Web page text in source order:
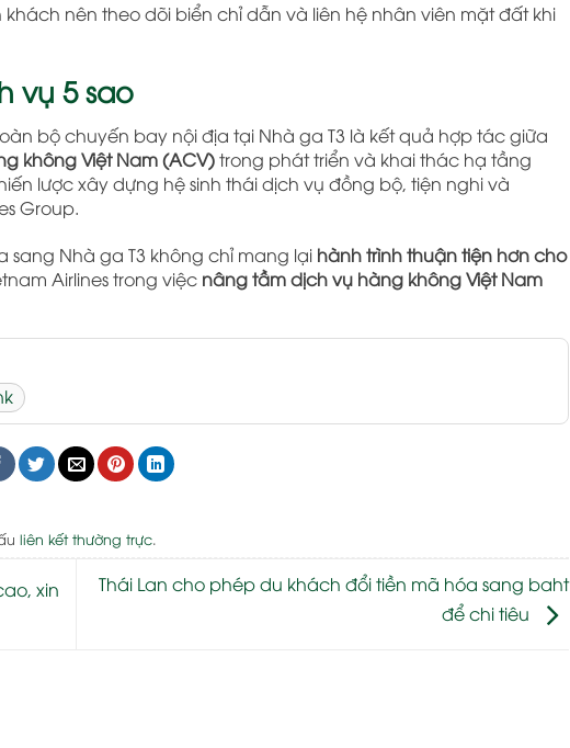
nên theo dõi biển chỉ dẫn và liên hệ nhân viên mặt đất khi
vụ 5 sao
bộ chuyến bay nội địa tại Nhà ga T3 là kết quả hợp tác giữa
không Việt Nam (ACV)trong phát triển và khai thác hạ tầng
lược xây dựng hệ sinh thái dịch vụ đồng bộ, tiện nghi và
Group.
Nhà ga T3 không chỉ mang lại hành trình thuận tiện hơn cho
Airlines trong việc nâng tầm dịch vụ hàng không Việt Nam
liên kết thường trực.
xin
Thái Lan cho phép du khách đổi tiền mã hóa sang baht
để chi tiêu